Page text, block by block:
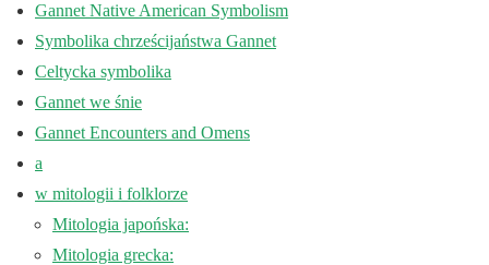
Gannet Native American Symbolism
Symbolika chrześcijaństwa Gannet
Celtycka symbolika
Gannet we śnie
Gannet Encounters and Omens
a
w mitologii i folklorze
Mitologia japońska:
Mitologia grecka: